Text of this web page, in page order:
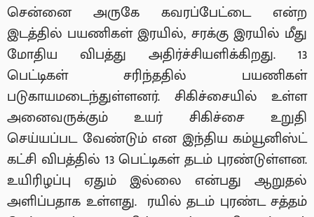
சென்னை அருகே கவரப்பேட்டை என்ற
இடத்தில் பயணிகள் இரயில், சரக்கு இரயில் மீது
மோதிய விபத்து அதிர்ச்சியளிக்கிறது. 13
பெட்டிகள் சரிந்ததில் பயணிகள்
படுகாயமடைந்துள்ளனர். சிகிச்சையில் உள்ள
அனைவருக்கும் உயர் சிகிச்சை உறுதி
செய்யப்பட வேண்டும் என இந்திய கம்யூனிஸ்ட்
கட்சி விபத்தில் 13 பெட்டிகள் தடம் புரண்டுள்ளன.
உயிரிழப்பு ஏதும் இல்லை என்பது ஆறுதல்
அளிப்பதாக உள்ளது. ரயில் தடம் புரண்ட சத்தம்